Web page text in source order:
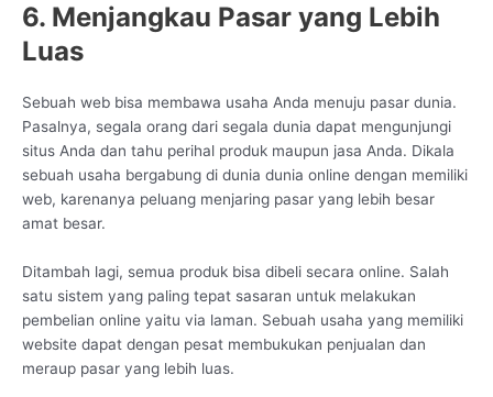
6. Menjangkau Pasar yang Lebih
Luas
Sebuah web bisa membawa usaha Anda menuju pasar dunia.
Pasalnya, segala orang dari segala dunia dapat mengunjungi
situs Anda dan tahu perihal produk maupun jasa Anda. Dikala
sebuah usaha bergabung di dunia dunia online dengan memiliki
web, karenanya peluang menjaring pasar yang lebih besar
amat besar.
Ditambah lagi, semua produk bisa dibeli secara online. Salah
satu sistem yang paling tepat sasaran untuk melakukan
pembelian online yaitu via laman. Sebuah usaha yang memiliki
website dapat dengan pesat membukukan penjualan dan
meraup pasar yang lebih luas.